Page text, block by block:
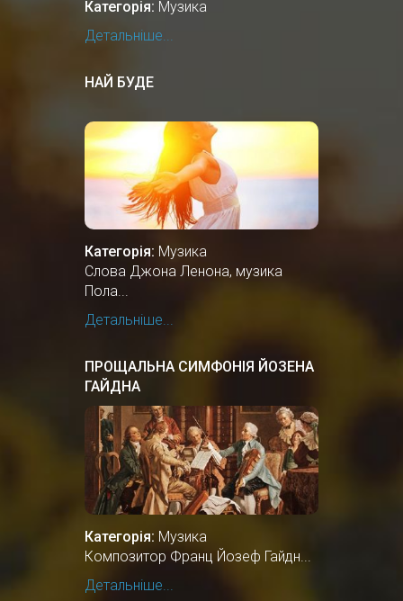
Категорія: Музика
Детальніше...
НАЙ БУДЕ
Категорія: Музика
Слова Джона Ленона, музика
Пола...
Детальніше...
ПРОЩАЛЬНА СИМФОНІЯ ЙОЗЕНА
ГАЙДНА
Категорія: Музика
Композитор Франц Йозеф Гайдн...
Детальніше...